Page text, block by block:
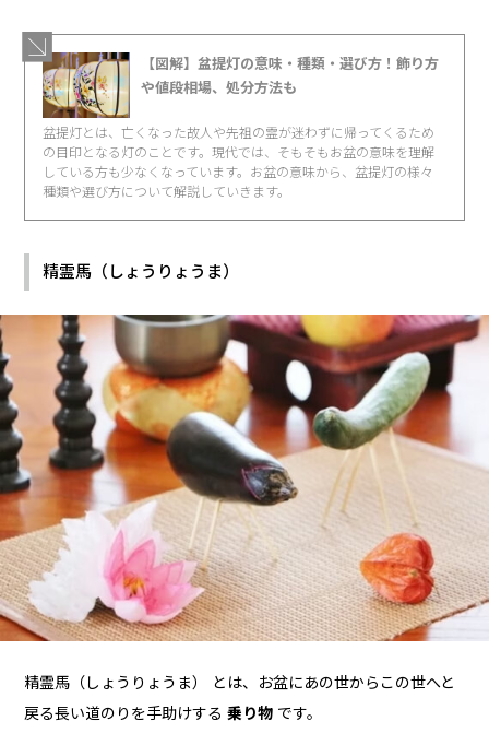
【図解】盆提灯の意味・種類・選び方！飾り方
や値段相場、処分方法も
盆提灯とは、亡くなった故人や先祖の霊が迷わずに帰ってくるため
の目印となる灯のことです。現代では、そもそもお盆の意味を理解
している方も少なくなっています。お盆の意味から、盆提灯の様々
種類や選び方について解説していきます。
精霊馬（しょうりょうま）
精霊馬（しょうりょうま） とは、お盆にあの世からこの世へと
戻る長い道のりを手助けする 乗り物 です。